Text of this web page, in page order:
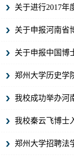
关于进行2017年
关于申报河南省
关于申报中国博
郑州大学历史学
我校成功举办河
我校秦云飞博士
郑州大学招聘法